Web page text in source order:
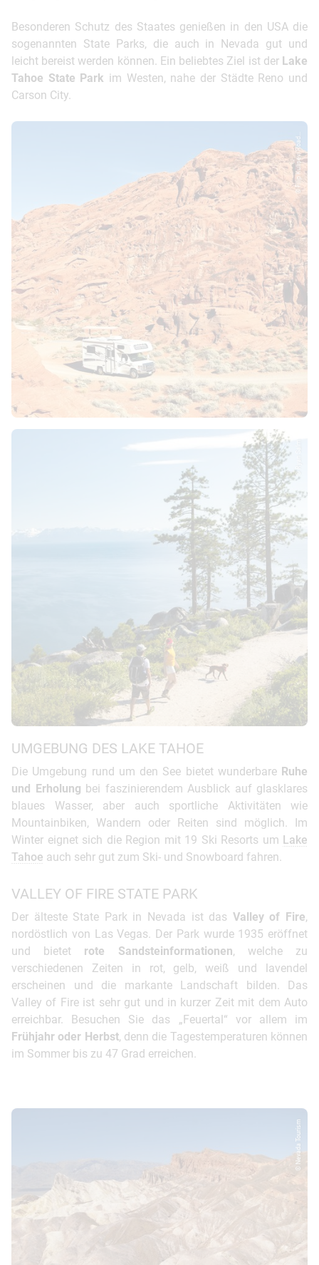
Besonderen Schutz des Staates genießen in den USA die
sogenannten State Parks, die auch in Nevada gut und
leicht bereist werden können. Ein beliebtes Ziel ist der Lake
Tahoe State Park im Westen, nahe der Städte Reno und
Carson City.
© Filip Kulisev/Road...
UMGEBUNG DES LAKE TAHOE
Die Umgebung rund um den See bietet wunderbare Ruhe
und Erholung bei faszinierendem Ausblick auf glasklares
blaues Wasser, aber auch sportliche Aktivitäten wie
Mountainbiken, Wandern oder Reiten sind möglich. Im
Winter eignet sich die Region mit 19 Ski Resorts um Lake
Tahoe auch sehr gut zum Ski- und Snowboard fahren.
VALLEY OF FIRE STATE PARK
Der älteste State Park in Nevada ist das Valley of Fire,
nordöstlich von Las Vegas. Der Park wurde 1935 eröffnet
und bietet rote Sandsteinformationen, welche zu
verschiedenen Zeiten in rot, gelb, weiß und lavendel
erscheinen und die markante Landschaft bilden. Das
Valley of Fire ist sehr gut und in kurzer Zeit mit dem Auto
erreichbar. Besuchen Sie das „Feuertal“ vor allem im
Frühjahr oder Herbst, denn die Tagestemperaturen können
im Sommer bis zu 47 Grad erreichen.
© Nevada Tourism